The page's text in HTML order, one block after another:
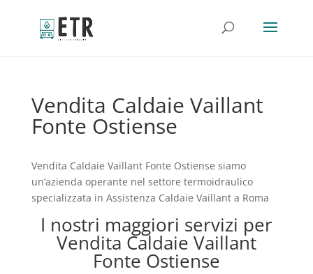
Vendita Caldaie Vaillant
Fonte Ostiense
Vendita Caldaie Vaillant Fonte Ostiense siamo
un’azienda operante nel settore termoidraulico
specializzata in Assistenza Caldaie Vaillant a Roma
I nostri maggiori servizi per
Vendita Caldaie Vaillant
Fonte Ostiense